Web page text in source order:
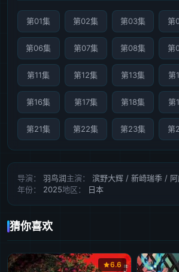
第01集 第02集 第03集 第
第06集 第07集 第08集 第
第11集 第12集 第13集 第
第16集 第17集 第18集 第
第21集 第22集 第23集 第
导演： 羽鸟润主演：
滨野大辉 / 新崎瑞季 /
年份：
2025地区： 日本
猜你喜欢
6.6